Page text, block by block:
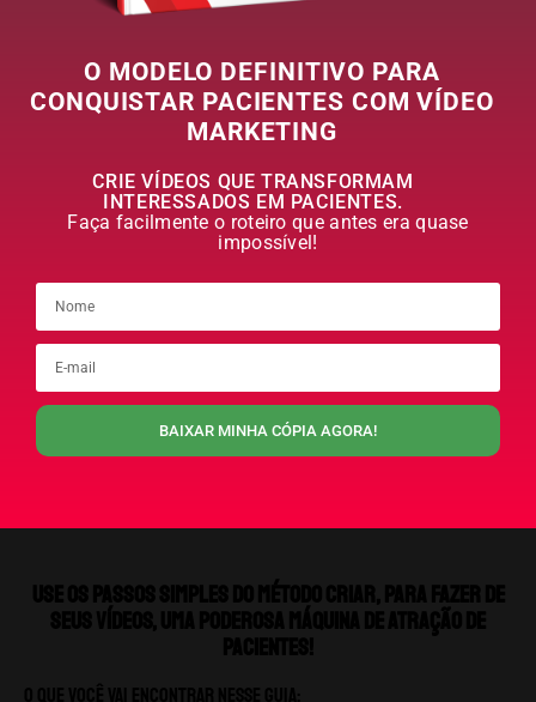
O MODELO DEFINITIVO PARA
CONQUISTAR PACIENTES COM VÍDEO
MARKETING
CRIE VÍDEOS QUE TRANSFORMAM
INTERESSADOS EM PACIENTES.
Faça facilmente o roteiro que antes era quase
impossível!
BAIXAR MINHA CÓPIA AGORA!